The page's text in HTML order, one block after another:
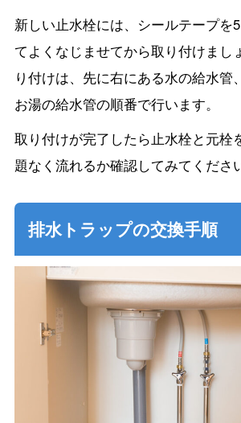
新しい止水栓には、シールテープを
てよくなじませてから取り付けまし
り付けは、先に右にある水の給水管
お湯の給水管の順番で行います。
取り付けが完了したら止水栓と元栓
題なく流れるか確認してみてくださ
排水トラップの交換手順